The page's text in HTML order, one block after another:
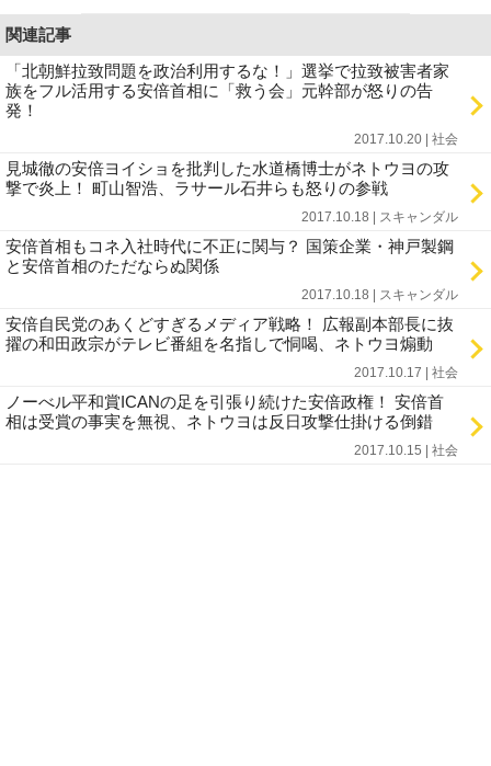
関連記事
「北朝鮮拉致問題を政治利用するな！」選挙で拉致被害者家
族をフル活用する安倍首相に「救う会」元幹部が怒りの告
発！
2017.10.20 | 社会
見城徹の安倍ヨイショを批判した水道橋博士がネトウヨの攻
撃で炎上！ 町山智浩、ラサール石井らも怒りの参戦
2017.10.18 | スキャンダル
安倍首相もコネ入社時代に不正に関与？ 国策企業・神戸製鋼
と安倍首相のただならぬ関係
2017.10.18 | スキャンダル
安倍自民党のあくどすぎるメディア戦略！ 広報副本部長に抜
擢の和田政宗がテレビ番組を名指しで恫喝、ネトウヨ煽動
2017.10.17 | 社会
ノーべル平和賞ICANの足を引張り続けた安倍政権！ 安倍首
相は受賞の事実を無視、ネトウヨは反日攻撃仕掛ける倒錯
2017.10.15 | 社会